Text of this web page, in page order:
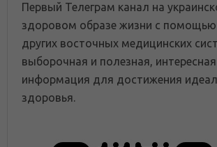
Первый Телеграм канал на
здоровом образе жизни с
других восточных медицинских
выборочная и полезная,
информация для достижения
здоровья.